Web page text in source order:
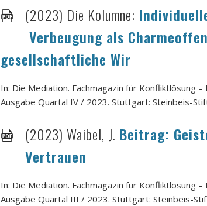
(2023) Die Kolumne:
Verbeugung als
gesellschaftliche Wir
In: Die Mediation. Fachmagazin für Konfliktlösung
Ausgabe Quartal IV / 2023. Stuttgart: Steinbeis-
(2023) Waibel, J. Beitrag:
Vertrauen
In: Die Mediation. Fachmagazin für Konfliktlösung
Ausgabe Quartal III / 2023. Stuttgart: Steinbeis-